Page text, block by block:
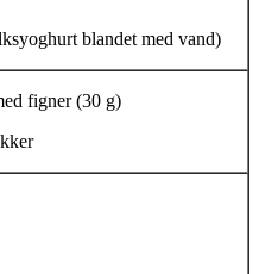
blandet med vand)
figner (30 g)